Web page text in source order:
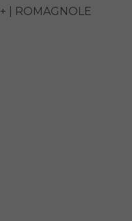
| ROMAGNOLE